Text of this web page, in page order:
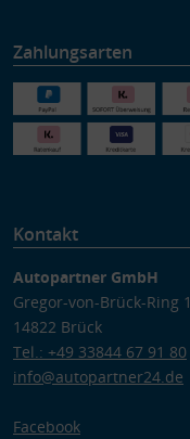
Zahlungsarten
Kontakt
Autopartner GmbH
Gregor-von-Brück-Ring 1
14822 Brück
Tel.: +49 33844 67 91 80
info@autopartner24.de
Facebook